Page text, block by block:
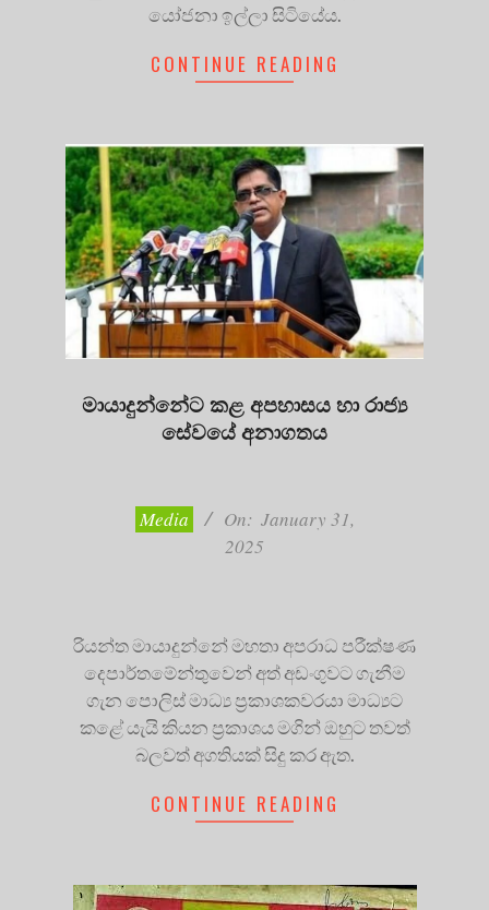
යෝජනා ඉල්ලා සිටියේය.
CONTINUE READING
මායාදුන්නේට කළ අපහාසය හා රාජ්‍ය
සේවයේ අනාගතය
Media On: January 31,
2025
රියන්ත මායාදුන්නේ මහතා අපරාධ පරීක්ෂණ
දෙපාර්තමේන්තුවෙන් අත් අඩංගුවට ගැනීම
ගැන පොලිස් මාධ්‍ය ප්‍රකාශකවරයා මාධ්‍යට
කළේ යැයි කියන ප්‍රකාශය මගින් ඔහුට තවත්
බලවත් අගතියක් සිදු කර ඇත.
CONTINUE READING